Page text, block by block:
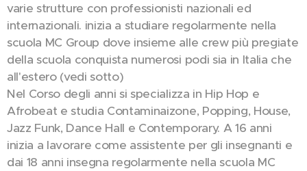
varie strutture con professionisti nazionali ed
internazionali. inizia a studiare regolarmente nella
scuola MC Group dove insieme alle crew più pregiate
della scuola conquista numerosi podi sia in Italia che
all'estero (vedi sotto)
Nel Corso degli anni si specializza in Hip Hop e
Afrobeat e studia Contaminaizone, Popping, House,
Jazz Funk, Dance Hall e Contemporary. A 16 anni
inizia a lavorare come assistente per gli insegnanti e
dai 18 anni insegna regolarmente nella scuola MC